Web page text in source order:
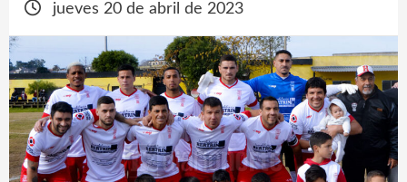
jueves 20 de abril de 2023